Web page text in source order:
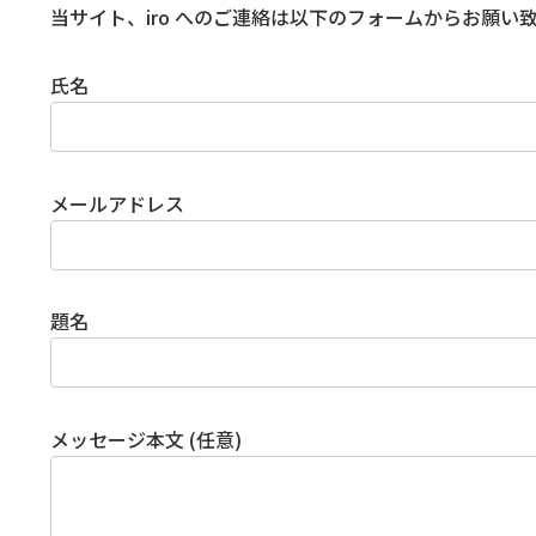
当サイト、iro へのご連絡は以下のフォームからお願い致
氏名
メールアドレス
題名
メッセージ本文 (任意)